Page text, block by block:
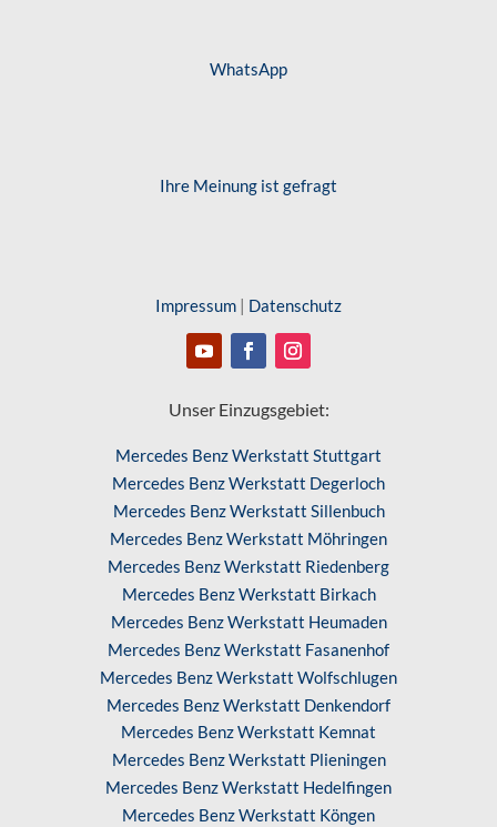
WhatsApp
Ihre Meinung ist gefragt
Impressum | Datenschutz
Unser Einzugsgebiet:
Mercedes Benz Werkstatt Stuttgart
Mercedes Benz Werkstatt Degerloch
Mercedes Benz Werkstatt Sillenbuch
Mercedes Benz Werkstatt Möhringen
Mercedes Benz Werkstatt Riedenberg
Mercedes Benz Werkstatt Birkach
Mercedes Benz Werkstatt Heumaden
Mercedes Benz Werkstatt Fasanenhof
Mercedes Benz Werkstatt Wolfschlugen
Mercedes Benz Werkstatt Denkendorf
Mercedes Benz Werkstatt Kemnat
Mercedes Benz Werkstatt Plieningen
Mercedes Benz Werkstatt Hedelfingen
Mercedes Benz Werkstatt Köngen